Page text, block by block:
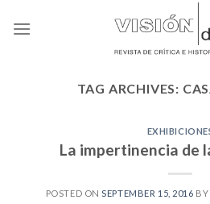
TAG ARCHIVES:
La impertinencia de
POSTED ON SEPTEMBER 15, 2016 BY